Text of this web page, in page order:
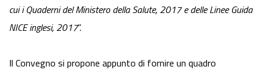
cui i Quaderni del Ministero della Salute, 2017 e delle Linee Guida
NICE inglesi, 2017”.
Il Convegno si propone appunto di fornire un quadro